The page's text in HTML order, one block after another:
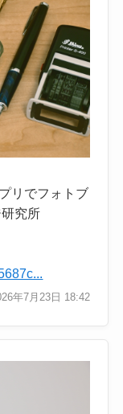
リでフォトブ
究所
年7月23日 18:42